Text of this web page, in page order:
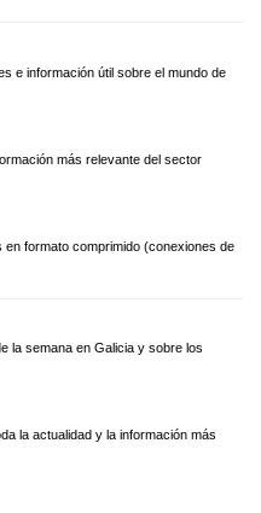
e información útil sobre el mundo de
más relevante del sector
en formato comprimido (conexiones de
la semana en Galicia y sobre los
la actualidad y la información más